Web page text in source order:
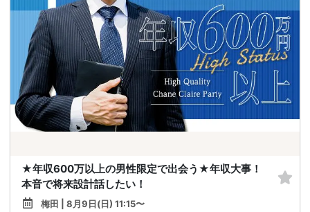
★年収600万以上の男性限定で出会う★年収大事！
本音で将来設計話したい！
梅田 | 8月9日(日) 11:15〜